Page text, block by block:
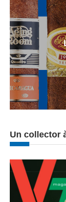
Un collector